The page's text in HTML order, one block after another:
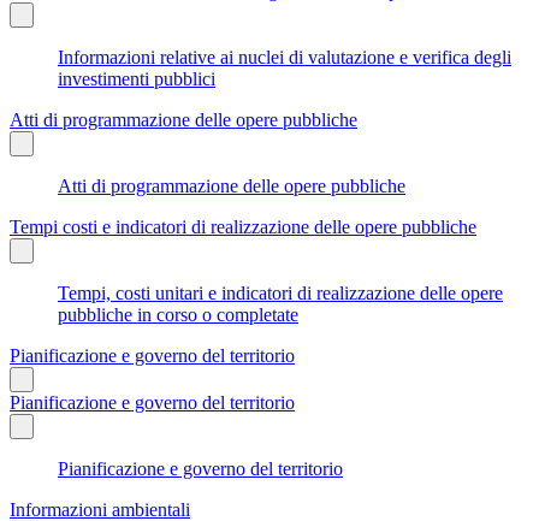
Informazioni relative ai nuclei di valutazione e verifica degli
investimenti pubblici
Atti di programmazione delle opere pubbliche
Atti di programmazione delle opere pubbliche
Tempi costi e indicatori di realizzazione delle opere pubbliche
Tempi, costi unitari e indicatori di realizzazione delle opere
pubbliche in corso o completate
Pianificazione e governo del territorio
Pianificazione e governo del territorio
Pianificazione e governo del territorio
Informazioni ambientali